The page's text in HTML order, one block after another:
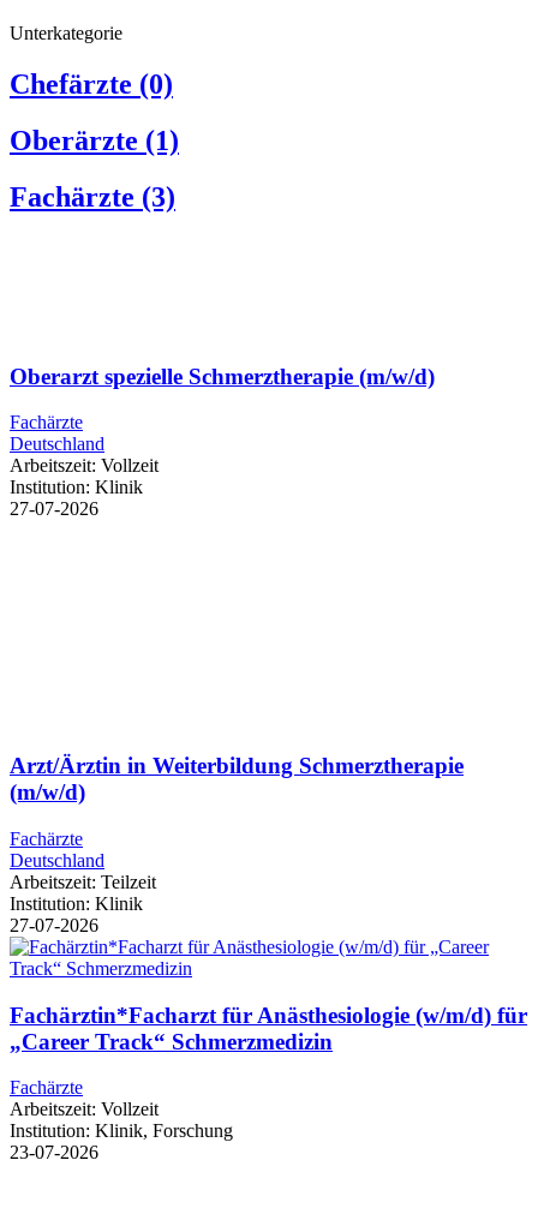
Unterkategorie
Chefärzte (0)
Oberärzte (1)
Fachärzte (3)
Oberarzt spezielle Schmerztherapie (m/w/d)
Fachärzte
Deutschland
Arbeitszeit: Vollzeit
Institution: Klinik
27-07-2026
Arzt/Ärztin in Weiterbildung Schmerztherapie
(m/w/d)
Fachärzte
Deutschland
Arbeitszeit: Teilzeit
Institution: Klinik
27-07-2026
Fachärztin*Facharzt für Anästhesiologie (w/m/d) für
„Career Track“ Schmerzmedizin
Fachärzte
Arbeitszeit: Vollzeit
Institution: Klinik, Forschung
23-07-2026